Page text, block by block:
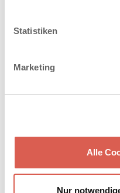
Statistiken
Marketing
Alle
Nur